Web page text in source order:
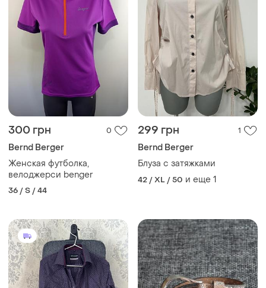
300 грн 0
Bernd Berger
Женская футболка,
велоджерси benger
36 / S / 44
299 грн 1
Bernd Berger
Блуза с затяжками
42 / XL / 50 и еще 1